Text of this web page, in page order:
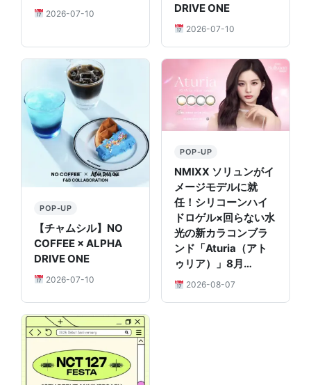
2026-07-10
DRIVE ONE
2026-07-10
POP-UP
【チャムシル】NO
COFFEE × ALPHA
DRIVE ONE
2026-07-10
POP-UP
NMIXX ソリュンがイ
メージモデルに就
任！シリコーンハイ
ドロゲル×回らない水
光の新カラコンブラ
ンド「Aturia（アト
ゥリア）」8月…
2026-08-07